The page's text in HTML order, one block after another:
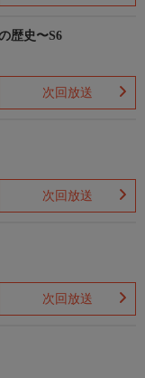
歴史〜S6
次回放送
次回放送
次回放送